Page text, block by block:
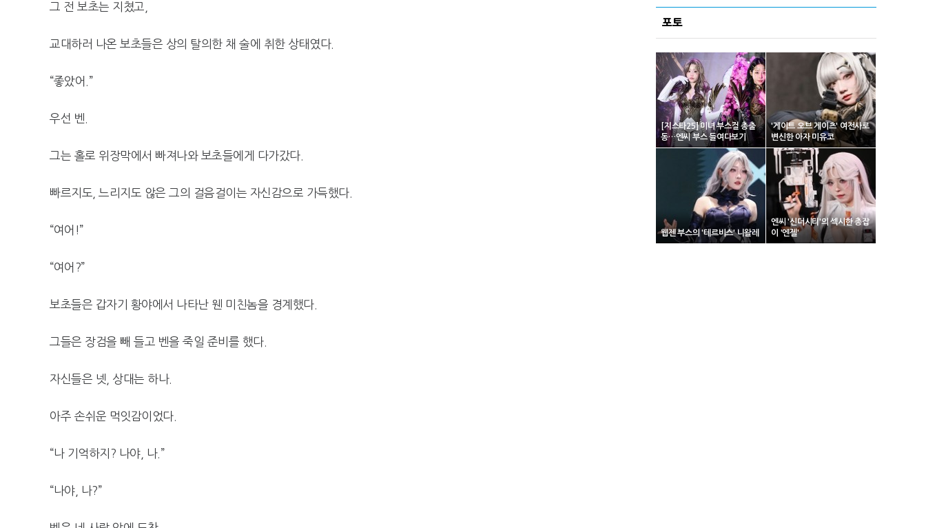
그 전 보초는 지쳤고,
교대하러 나온 보초들은 상의 탈의한 채 술에 취한 상태였다.
“좋았어.”
우선 벤.
그는 홀로 위장막에서 빠져나와 보초들에게 다가갔다.
빠르지도, 느리지도 않은 그의 걸음걸이는 자신감으로 가득했다.
“여어!”
“여어?”
보초들은 갑자기 황야에서 나타난 웬 미친놈을 경계했다.
그들은 장검을 빼 들고 벤을 죽일 준비를 했다.
자신들은 넷, 상대는 하나.
아주 손쉬운 먹잇감이었다.
“나 기억하지? 나야, 나.”
“나야, 나?”
포토
[지스타25] 미녀 부스걸 총출
동…엔씨 부스 들여다보기
'게이트 오브 게이츠' 여전사로
변신한 아자 미유코
웹젠 부스의 '테르비스' 니왈레
엔씨 '신더시티'의 섹시한 총잡
이 '엔젤'